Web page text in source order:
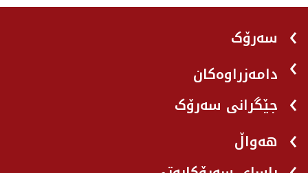
سەرۆک
دامەزراوەکان
جێگرانی سه‌رۆک
هه‌واڵ